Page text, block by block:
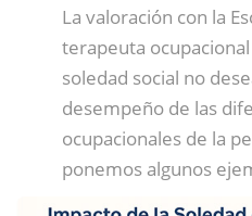
La valoración con la
terapeuta
soledad social no
desempeño de las
ocupacionales de la
ponemos algunos